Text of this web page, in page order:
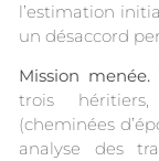
l’estimation
un désaccord
Mission menée.
trois
(cheminées
analyse des